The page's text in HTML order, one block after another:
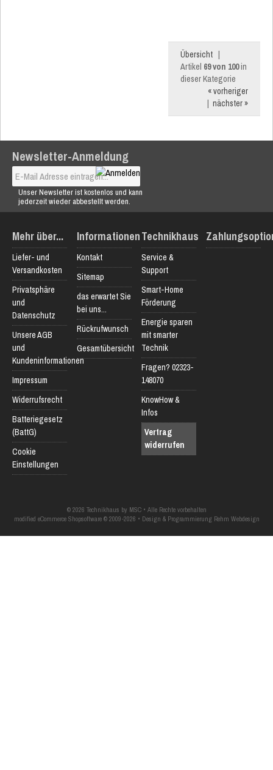
Übersicht |
Artikel 69 von 100in
dieser Kategorie
« vorheriger
| nächster »
Newsletter-Anmeldung
Unser Newsletter ist kostenlos und kann
jederzeit wieder abbestellt werden.
Mehr über...
Liefer- und
Versandkosten
Privatsphäre
und
Datenschutz
Unsere AGB
und
Kundeninformationen
Impressum
Widerrufsrecht
Batteriegesetz
(BattG)
Cookie
Einstellungen
Informationen
Kontakt
Sitemap
das erwartet Sie
bei uns...
Rückrufwunsch
Gesamtübersicht
Technikhaus
Service &
Support
Smart-Home
Förderung
Energie sparen
mit smarter
Technik
Fragen? 02323-
148070
KnowHow &
Infos
Vertrag
widerrufen
© 2026 Technikhaus by MSC • Alle Rechte vorbehalten
modified eCommerce Shopsoftware © 2009-2026 • Design & Programmierung Rehm Webdesign